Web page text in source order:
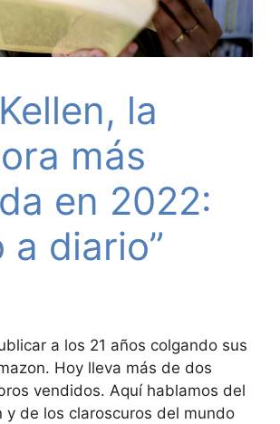
la
más
en 2022:
a diario”
a los 21 años colgando sus
Hoy lleva más de dos
vendidos. Aquí hablamos del
y de los claroscuros del mundo